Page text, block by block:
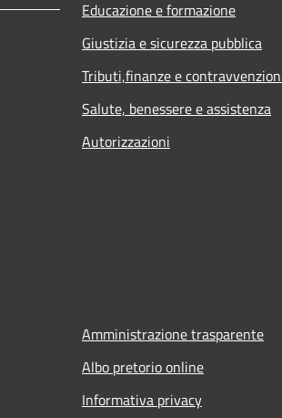
Educazione e formazione
Giustizia e sicurezza pubblica
Tributi,finanze e
Salute, benessere e assistenza
Autorizzazioni
Amministrazione trasparente
Albo pretorio online
Informativa privacy